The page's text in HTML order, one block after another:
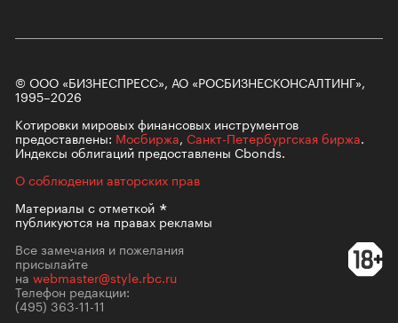
© ООО «БИЗНЕСПРЕСС», АО «РОСБИЗНЕСКОНСАЛТИНГ»,
1995–2026
Котировки мировых финансовых инструментов
предоставлены: Мосбиржа, Санкт-Петербургская биржа.
Индексы облигаций предоставлены Cbonds.
О соблюдении авторских прав
Материалы сотметкой
публикуются на правах рекламы
Все замечания и пожелания
присылайте
на webmaster@style.rbc.ru
Телефон редакции:
(495) 363-11-11